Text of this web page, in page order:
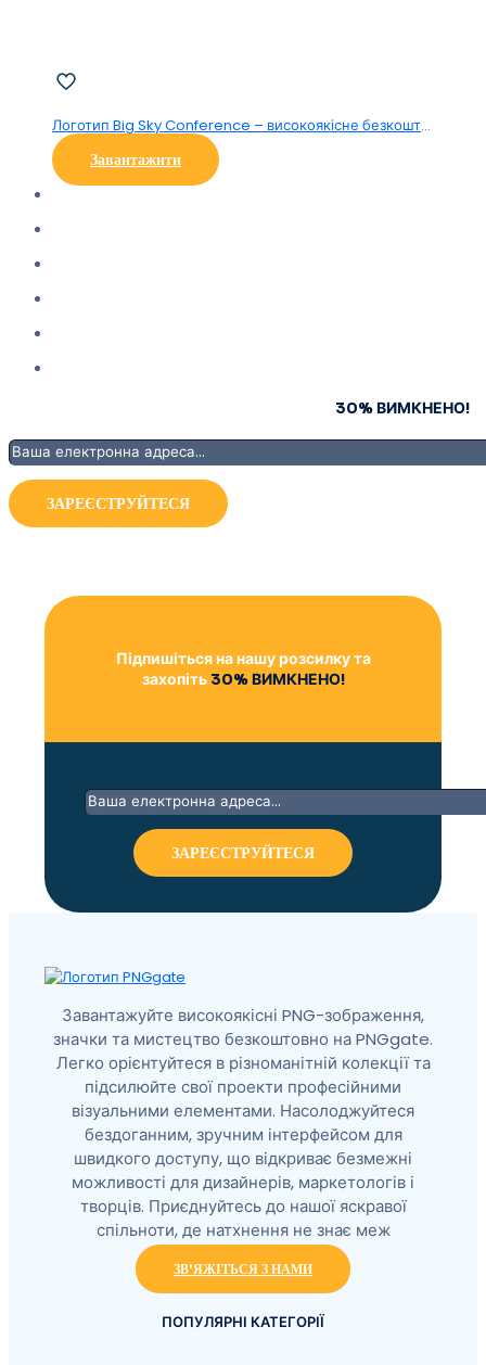
Логотип Big Sky Conference – високоякісне безкоштовне завантаження у форматі PNG для графічного використання
Завантажити
30% ВИМКНЕНО!
Підпишіться на нашу розсилку та
захопіть30% ВИМКНЕНО!
Завантажуйте високоякісні PNG-зображення,
значки та мистецтво безкоштовно на PNGgate.
Легко орієнтуйтеся в різноманітній колекції та
підсилюйте свої проекти професійними
візуальними елементами. Насолоджуйтеся
бездоганним, зручним інтерфейсом для
швидкого доступу, що відкриває безмежні
можливості для дизайнерів, маркетологів і
творців. Приєднуйтесь до нашої яскравої
спільноти, де натхнення не знає меж
ЗВ'ЯЖІТЬСЯ З НАМИ
ПОПУЛЯРНІ КАТЕГОРІЇ